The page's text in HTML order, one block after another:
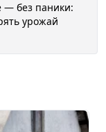
— без паники:
урожай